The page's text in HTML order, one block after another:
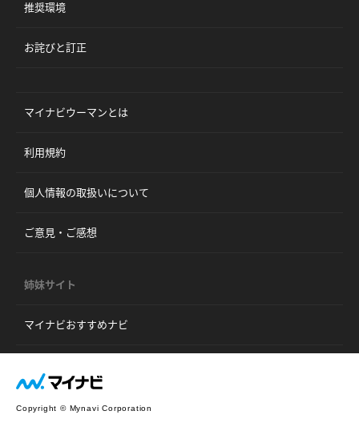
推奨環境
お詫びと訂正
マイナビウーマンとは
利用規約
個人情報の取扱いについて
ご意見・ご感想
姉妹サイト
マイナビおすすめナビ
Copyright © Mynavi Corporation